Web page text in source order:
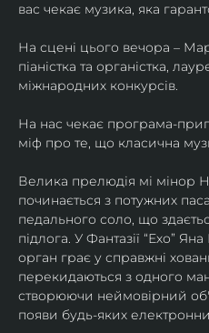
вас чекає музика, яка
На сцені цього вечора –
піаністка та органістка,
міжнародних конкурсів.
На нас чекає програма-
міф про те, що класична
Велика прелюдія мі мінор
починається з потужних
педального соло, що
підлога. У Фантазії “Ехо”
орган грає у справжні
перекидаються з одного
створюючи неймовірний
появи будь-яких